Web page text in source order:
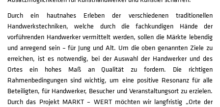
Durch ein hautnahes Erleben der verschiedenen traditionellen
Handwerkstechniken, welche durch die fachkundigen Hände der
vorführenden Handwerker vermittelt werden, sollen die Märkte lebendig
und anregend sein – für Jung und Alt. Um die oben genannten Ziele zu
erreichen, ist es notwendig, bei der Auswahl der Handwerker und des
Ortes ein hohes Maß an Qualität zu fordern. Die richtigen
Rahmenbedingungen sind wichtig, um eine positive Resonanz für alle
Beteiligten, für Handwerker, Besucher und Veranstaltungsort zu erzielen.
Durch das Projekt MARKT – WERT möchten wir langfristig „Orte der